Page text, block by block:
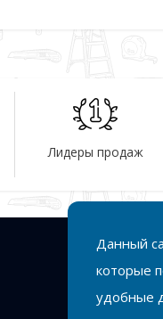
Лидеры продаж
Данный
которые
удобные